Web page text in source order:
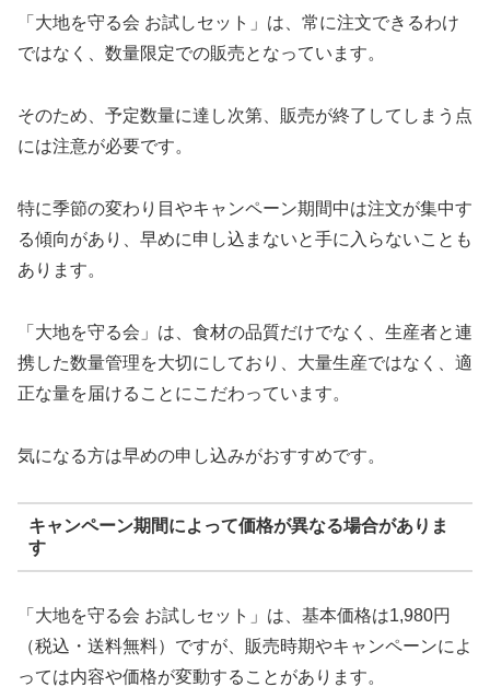
「大地を守る会 お試しセット」は、常に注文できるわけ
ではなく、数量限定での販売となっています。
そのため、予定数量に達し次第、販売が終了してしまう点
には注意が必要です。
特に季節の変わり目やキャンペーン期間中は注文が集中す
る傾向があり、早めに申し込まないと手に入らないことも
あります。
「大地を守る会」は、食材の品質だけでなく、生産者と連
携した数量管理を大切にしており、大量生産ではなく、適
正な量を届けることにこだわっています。
気になる方は早めの申し込みがおすすめです。
キャンペーン期間によって価格が異なる場合がありま
す
「大地を守る会 お試しセット」は、基本価格は1,980円
（税込・送料無料）ですが、販売時期やキャンペーンによ
っては内容や価格が変動することがあります。